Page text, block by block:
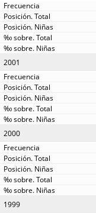
2001
2000
1999